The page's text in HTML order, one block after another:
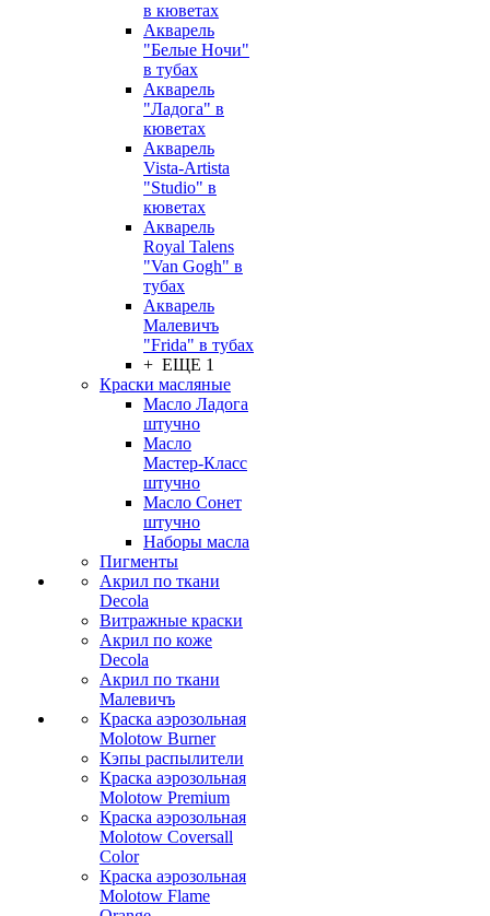
в кюветах
Акварель
"Белые Ночи"
в тубах
Акварель
"Ладога" в
кюветах
Акварель
Vista-Artista
"Studio" в
кюветах
Акварель
Royal Talens
"Van Gogh" в
тубах
Акварель
Малевичъ
"Frida" в тубах
+ ЕЩЕ 1
Краски масляные
Масло Ладога
штучно
Масло
Мастер-Класс
штучно
Масло Сонет
штучно
Наборы масла
Пигменты
Акрил по ткани
Decola
Витражные краски
Акрил по коже
Decola
Акрил по ткани
Малевичъ
Краска аэрозольная
Molotow Burner
Кэпы распылители
Краска аэрозольная
Molotow Premium
Краска аэрозольная
Molotow Coversall
Color
Краска аэрозольная
Molotow Flame